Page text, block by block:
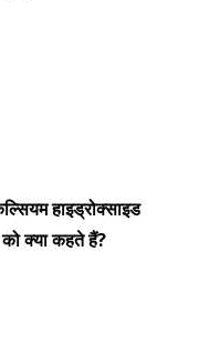
हाइड्रोक्साइड
क्या कहते हैं?